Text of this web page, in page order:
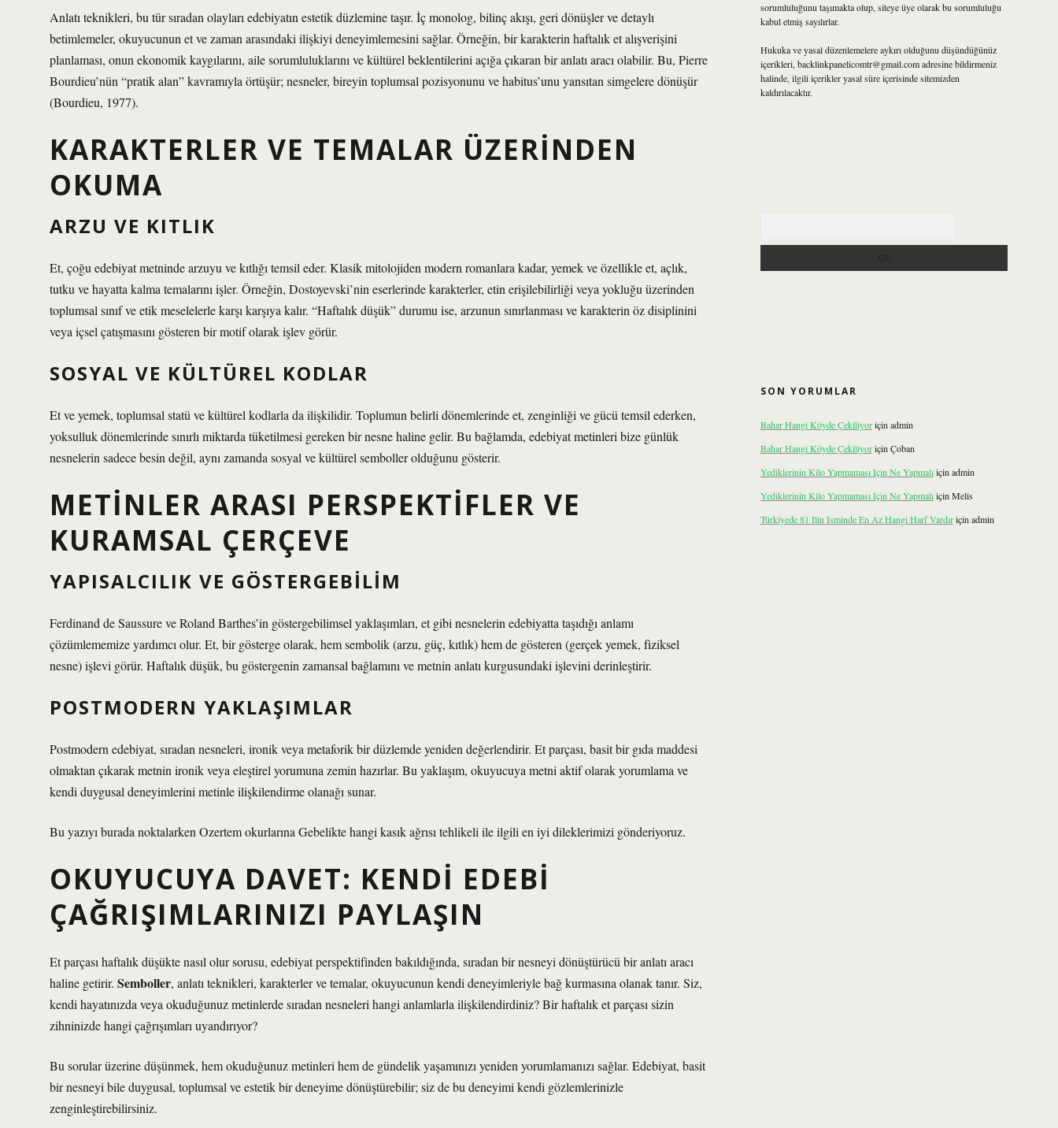
Anlatı teknikleri, bu tür sıradan olayları edebiyatın estetik düzlemine taşır. İç monolog, bilinç akışı, geri dönüşler ve detaylı
betimlemeler, okuyucunun et ve zaman arasındaki ilişkiyi deneyimlemesini sağlar. Örneğin, bir karakterin haftalık et alışverişini
planlaması, onun ekonomik kaygılarını, aile sorumluluklarını ve kültürel beklentilerini açığa çıkaran bir anlatı aracı olabilir. Bu, Pierre
Bourdieu’nün “pratik alan” kavramıyla örtüşür; nesneler, bireyin toplumsal pozisyonunu ve habitus’unu yansıtan simgelere dönüşür
(Bourdieu, 1977).
KARAKTERLER VE TEMALAR ÜZERINDEN
OKUMA
ARZU VE KITLIK
Et, çoğu edebiyat metninde arzuyu ve kıtlığı temsil eder. Klasik mitolojiden modern romanlara kadar, yemek ve özellikle et, açlık,
tutku ve hayatta kalma temalarını işler. Örneğin, Dostoyevski’nin eserlerinde karakterler, etin erişilebilirliği veya yokluğu üzerinden
toplumsal sınıf ve etik meselelerle karşı karşıya kalır. “Haftalık düşük” durumu ise, arzunun sınırlanması ve karakterin öz disiplinini
veya içsel çatışmasını gösteren bir motif olarak işlev görür.
SOSYAL VE KÜLTÜREL KODLAR
Et ve yemek, toplumsal statü ve kültürel kodlarla da ilişkilidir. Toplumun belirli dönemlerinde et, zenginliği ve gücü temsil ederken,
yoksulluk dönemlerinde sınırlı miktarda tüketilmesi gereken bir nesne haline gelir. Bu bağlamda, edebiyat metinleri bize günlük
nesnelerin sadece besin değil, aynı zamanda sosyal ve kültürel semboller olduğunu gösterir.
METINLER ARASI PERSPEKTIFLER VE
KURAMSAL ÇERÇEVE
YAPISALCILIK VE GÖSTERGEBILIM
Ferdinand de Saussure ve Roland Barthes’in göstergebilimsel yaklaşımları, et gibi nesnelerin edebiyatta taşıdığı anlamı
çözümlememize yardımcı olur. Et, bir gösterge olarak, hem sembolik (arzu, güç, kıtlık) hem de gösteren (gerçek yemek, fiziksel
nesne) işlevi görür. Haftalık düşük, bu göstergenin zamansal bağlamını ve metnin anlatı kurgusundaki işlevini derinleştirir.
POSTMODERN YAKLAŞIMLAR
Postmodern edebiyat, sıradan nesneleri, ironik veya metaforik bir düzlemde yeniden değerlendirir. Et parçası, basit bir gıda maddesi
olmaktan çıkarak metnin ironik veya eleştirel yorumuna zemin hazırlar. Bu yaklaşım, okuyucuya metni aktif olarak yorumlama ve
kendi duygusal deneyimlerini metinle ilişkilendirme olanağı sunar.
Bu yazıyı burada noktalarken Ozertem okurlarına Gebelikte hangi kasık ağrısı tehlikeli ile ilgili en iyi dileklerimizi gönderiyoruz.
OKUYUCUYA DAVET: KENDI EDEBI
ÇAĞRIŞIMLARINIZI PAYLAŞIN
Et parçası haftalık düşükte nasıl olur sorusu, edebiyat perspektifinden bakıldığında, sıradan bir nesneyi dönüştürücü bir anlatı aracı
haline getirir. Semboller, anlatı teknikleri, karakterler ve temalar, okuyucunun kendi deneyimleriyle bağ kurmasına olanak tanır. Siz,
kendi hayatınızda veya okuduğunuz metinlerde sıradan nesneleri hangi anlamlarla ilişkilendirdiniz? Bir haftalık et parçası sizin
zihninizde hangi çağrışımları uyandırıyor?
Bu sorular üzerine düşünmek, hem okuduğunuz metinleri hem de gündelik yaşamınızı yeniden yorumlamanızı sağlar. Edebiyat, basit
bir nesneyi bile duygusal, toplumsal ve estetik bir deneyime dönüştürebilir; siz de bu deneyimi kendi gözlemlerinizle
zenginleştirebilirsiniz.
sorumluluğunu taşımakta olup, siteye üye olarak bu sorumluluğu
kabul etmiş sayılırlar.
Hukuka ve yasal düzenlemelere aykırı olduğunu düşündüğünüz
içerikleri, backlinkpanelicomtr@gmail.comadresine bildirmeniz
halinde, ilgili içerikler yasal süre içerisinde sitemizden
kaldırılacaktır.
SON YORUMLAR
Bahar Hangi Köyde Çekiliyoriçin admin
Bahar Hangi Köyde Çekiliyoriçin Çoban
Yediklerinin Kilo Yapmaması Için Ne Yapmalıiçin admin
Yediklerinin Kilo Yapmaması Için Ne Yapmalıiçin Melis
Türkiyede 81 Ilin Isminde En Az Hangi Harf Vardıriçin admin